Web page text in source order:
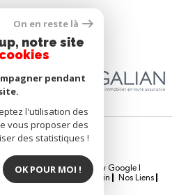
| Traduction powered by Google |
Admin
Nos Liens
On en reste là
notre site
pendant
l'utilisation des
vous proposer des
des statistiques !
OK POUR MOI !